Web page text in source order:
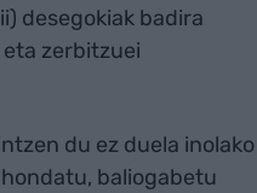
desegokiak badira
zerbitzuei
du ez duela inolako
baliogabetu